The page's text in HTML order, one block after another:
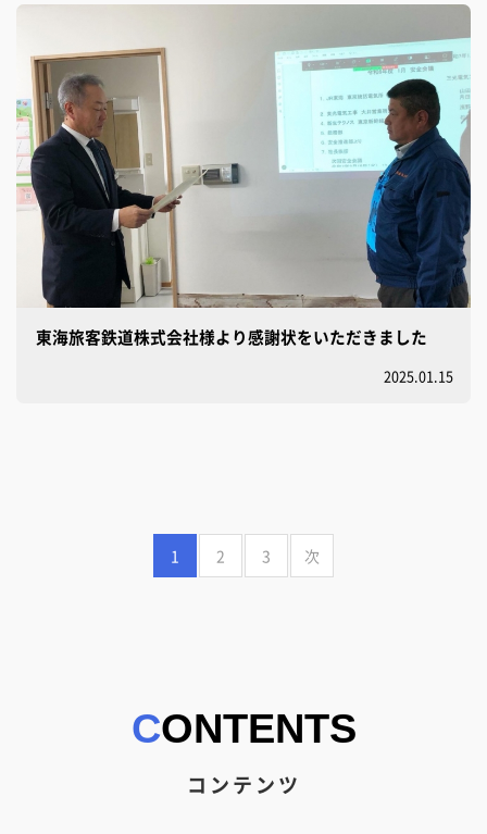
東海旅客鉄道株式会社様より感謝状をいただきました
2025.01.15
1 2 3 次
CONTENTS
コンテンツ